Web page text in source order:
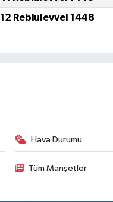
12 Rebiulevvel 1448
Hava Durumu
Tüm Manşetler